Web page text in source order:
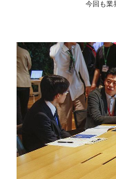
今回も業